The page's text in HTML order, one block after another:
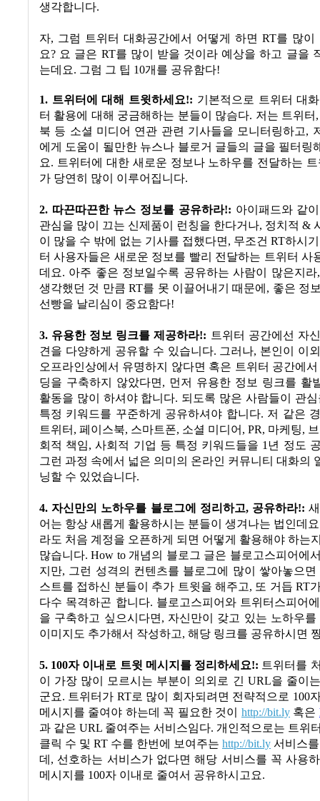
생각합니다.
자, 그럼 트위터 대화공간에서 어떻게 하면 RT를 많이
요? 요 글은 RT를 많이 받을 것이라 예상을 하고 글을
는데요. 그럼 그 팁 10개를 공유함다!
1. 트위터에 대해 트윗하세요!: 기본적으로 트위터 대
터 활용에 대해 궁금해하는 분들이 많슴다. 저는 트위터
북 등 소셜 미디어 연관 관련 기사들을 모니터링하고,
에게 도움이 될만한 뉴스나 블로거 글들의 글을 필터링
요. 트위터에 대한 새로운 정보나 노하우를 전달하는
가 당연히 많이 이루어집니다.
2. 따끈따끈한 뉴스 정보를 공유하라!: 아이패드와 같
관심을 많이 끄는 신제품이 런칭을 한다거나, 정치적 &
이 많을 수 밖에 없는 기사를 접했다면, 무조건 RT하시
터 사용자들은 새로운 정보를 빨리 전달하는 트위터 사
데요. 아주 좋은 정보일수록 공유하는 사람이 많은지라
생각했던 것 만큼 RT를 못 이끌어내기 때문에 , 좋은 정
선빵을 날리심이 중요함다!
3. 유용한 정보 링크를 제공하라!: 트위터 공간에선 자
견을 다양하게 공유할 수 있습니다. 그러나, 본인이 이
오프라인상에서 유명하지 않다면 혹은 트위터 공간에
딩을 구축하지 않았다면, 먼저 유용한 정보 링크를 활
활동을 많이 하셔야 합니다. 되도록 많은 사람들이 관
특정 키워드를 꾸준하게 공유하셔야 합니다. 저 같은
트위터 , 페이스북, 스마트폰, 소셜 미디어 , PR, 마케팅,
회적 책임,사회적 기업 등 특정 키워드들을 1년 정도
그런 과정 속에서 넓은 의미의 온라인 커뮤니티 대화의
닝할 수 있었습니다.
4.자신만의 노하우를 블로그에 정리하고, 공유하라!:
어는 항상 새롭게 활용하시는 분들이 생겨나는 법인데요
라도 처음 계정을 오픈하게 되면 어떻게 활용해야 하는
많습니다. How to개념의 블로그 글은 블로고스피어에
지만, 그런 성격의 컨텐츠를 블로그에 많이 쌓아놓으
스트를 접하신 분들이 추가 트윗을 해주고, 또 거듭 RT
다수 목격하곤 합니다. 블로고스피어와 트위터스피어
을 구축하고 싶으시다면, 자신만이 갖고 있는 노하우
이미지도 추가해서 작성하고, 해당 링크를 공유하시면
5. 100자 이내로 트윗 메시지를 정리하세요!: 트위터를
이 가장 많이 모르시는 부분이 의외로 긴 URL을 줄이
군요. 트위터가 RT로 많이 회자되려면 전략적으로 100
메시지를 줄여야 하는데 꼭 필요한 것이
http://bit.ly 혹은
과 같은 URL 줄여주는 서비스임다. 개인적으로는 트위
클릭 수 및 RT 수를 한번에 보여주는 http://bit.ly 서비스
데 , 선호하는 서비스가 없다면 해당 서비스를 꼭 사용
메시지를 100자 이내로 줄여서 공유하시고요.